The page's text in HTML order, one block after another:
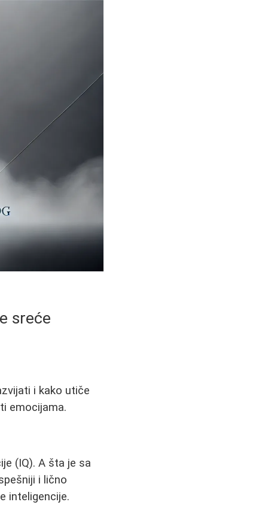
sreće
i kako utiče
emocijama.
(IQ). A šta je sa
i lično
inteligencije.